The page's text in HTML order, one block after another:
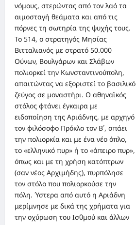
νόμους, στερώντας από τον λαό τα
αιμοσταγή θεάματα και από τις
πόρνες τη σωτηρία της ψυχής τους.
Το 514, ο στρατηγός Μησίας
Βιτταλιανός με στρατό 50.000
Ούνων, Βουλγάρων και Σλάβων
πολιορκεί την Κωνσταντινούπολη,
απαιτώντας να εξοριστεί το βασιλικό
ζεύγος σε μοναστήρι. Ο αθηναϊκός
στόλος φτάνει έγκαιρα με
ειδοποίηση της Αριάδνης, με αρχηγό
τον φιλόσοφο Πρόκλο τον Β΄, σπάει
την πολιορκία και με ένα νέο όπλο,
το «ελληνικό πυρ» ή το «άπειρο πυρ»,
όπως και με τη χρήση κατόπτρων
(σαν νέος Αρχιμήδης), πυρπόλησε
τον στόλο που πολιορκούσε την
πόλη. ΄Υστερα από αυτό η Αριάδνη
μερίμνησε με δικά της χρήματα για
την οχύρωση του Ισθμού και άλλων